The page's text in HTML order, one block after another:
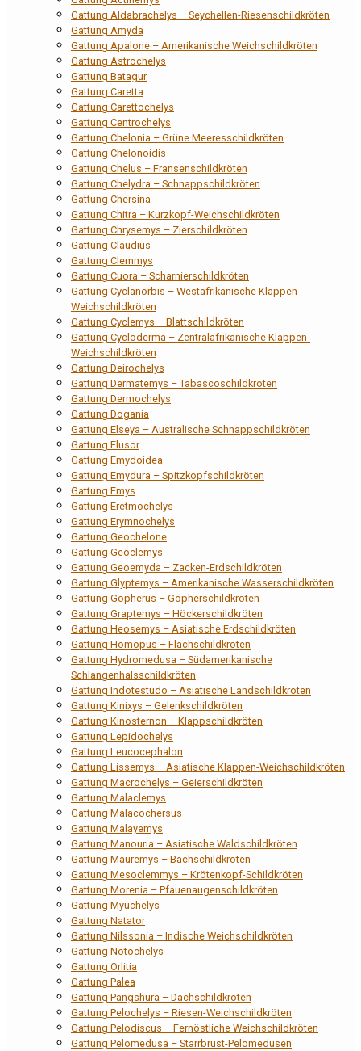
Gattung Aldabrachelys – Seychellen-Riesenschildkröten
Gattung Amyda
Gattung Apalone – Amerikanische Weichschildkröten
Gattung Astrochelys
Gattung Batagur
Gattung Caretta
Gattung Carettochelys
Gattung Centrochelys
Gattung Chelonia – Grüne Meeresschildkröten
Gattung Chelonoidis
Gattung Chelus – Fransenschildkröten
Gattung Chelydra – Schnappschildkröten
Gattung Chersina
Gattung Chitra – Kurzkopf-Weichschildkröten
Gattung Chrysemys – Zierschildkröten
Gattung Claudius
Gattung Clemmys
Gattung Cuora – Scharnierschildkröten
Gattung Cyclanorbis – Westafrikanische Klappen-
Weichschildkröten
Gattung Cyclemys – Blattschildkröten
Gattung Cycloderma – Zentralafrikanische Klappen-
Weichschildkröten
Gattung Deirochelys
Gattung Dermatemys – Tabascoschildkröten
Gattung Dermochelys
Gattung Dogania
Gattung Elseya – Australische Schnappschildkröten
Gattung Elusor
Gattung Emydoidea
Gattung Emydura – Spitzkopfschildkröten
Gattung Emys
Gattung Eretmochelys
Gattung Erymnochelys
Gattung Geochelone
Gattung Geoclemys
Gattung Geoemyda – Zacken-Erdschildkröten
Gattung Glyptemys – Amerikanische Wasserschildkröten
Gattung Gopherus – Gopherschildkröten
Gattung Graptemys – Höckerschildkröten
Gattung Heosemys – Asiatische Erdschildkröten
Gattung Homopus – Flachschildkröten
Gattung Hydromedusa – Südamerikanische
Schlangenhalsschildkröten
Gattung Indotestudo – Asiatische Landschildkröten
Gattung Kinixys – Gelenkschildkröten
Gattung Kinosternon – Klappschildkröten
Gattung Lepidochelys
Gattung Leucocephalon
Gattung Lissemys – Asiatische Klappen-Weichschildkröten
Gattung Macrochelys – Geierschildkröten
Gattung Malaclemys
Gattung Malacochersus
Gattung Malayemys
Gattung Manouria – Asiatische Waldschildkröten
Gattung Mauremys – Bachschildkröten
Gattung Mesoclemmys – Krötenkopf-Schildkröten
Gattung Morenia – Pfauenaugenschildkröten
Gattung Myuchelys
Gattung Natator
Gattung Nilssonia – Indische Weichschildkröten
Gattung Notochelys
Gattung Orlitia
Gattung Palea
Gattung Pangshura – Dachschildkröten
Gattung Pelochelys – Riesen-Weichschildkröten
Gattung Pelodiscus – Fernöstliche Weichschildkröten
Gattung Pelomedusa – Starrbrust-Pelomedusen